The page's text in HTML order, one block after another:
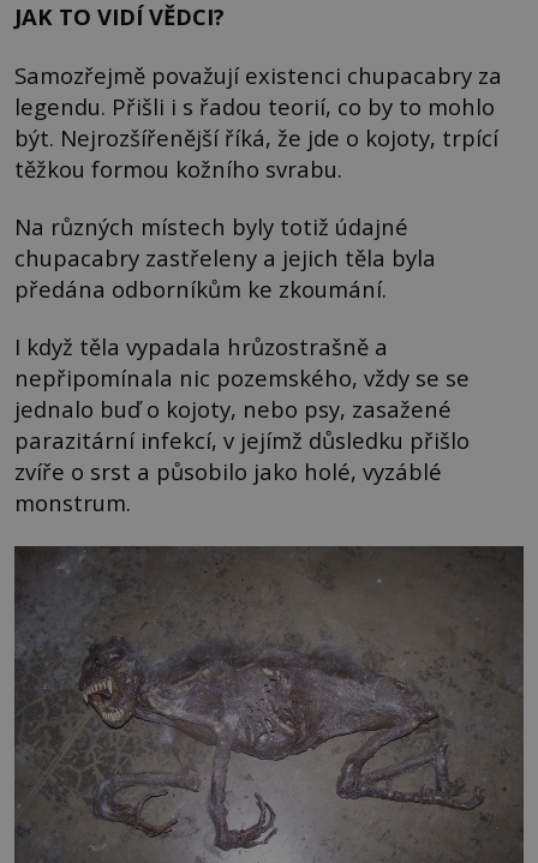
JAK TO VIDÍ VĚDCI?
Samozřejmě považují existenci chupacabry za
legendu. Přišli i s řadou teorií, co by to mohlo
být. Nejrozšířenější říká, že jde o kojoty, trpící
těžkou formou kožního svrabu.
Na různých místech byly totiž údajné
chupacabry zastřeleny a jejich těla byla
předána odborníkům ke zkoumání.
I když těla vypadala hrůzostrašně a
nepřipomínala nic pozemského, vždy se se
jednalo buď o kojoty, nebo psy, zasažené
parazitární infekcí, v jejímž důsledku přišlo
zvíře o srst a působilo jako holé, vyzáblé
monstrum.